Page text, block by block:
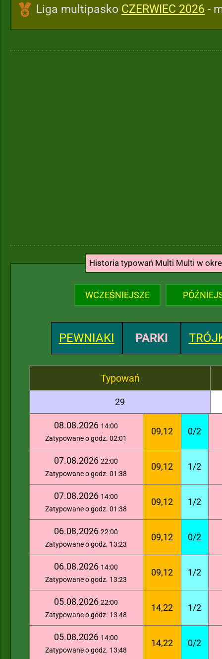
Liga multipasko CZERWIEC 2026 -
Historia typowań Multi Multi w
WCZEŚNIEJSZE
PEWNIAKI PARKI
Typowań
29
08.08.2026 14:00
Zatypowane o godz. 02:01
09,12 0/2
07.08.2026 22:00
Zatypowane o godz. 01:38
09,12 1/2
07.08.2026 14:00
Zatypowane o godz. 01:38
09,12 1/2
06.08.2026 22:00
Zatypowane o godz. 13:23
09,12 0/2
06.08.2026 14:00
Zatypowane o godz. 13:23
09,12 1/2
05.08.2026 22:00
Zatypowane o godz. 13:48
14,22 1/2
05.08.2026 14:00
Zatypowane o godz. 13:48
14,22 0/2